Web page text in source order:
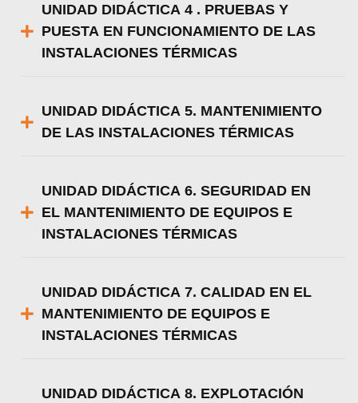
UNIDAD DIDÁCTICA 4 . PRUEBAS Y
PUESTA EN FUNCIONAMIENTO DE LAS
INSTALACIONES TÉRMICAS
UNIDAD DIDÁCTICA 5. MANTENIMIENTO
DE LAS INSTALACIONES TÉRMICAS
UNIDAD DIDÁCTICA 6. SEGURIDAD EN
EL MANTENIMIENTO DE EQUIPOS E
INSTALACIONES TÉRMICAS
UNIDAD DIDÁCTICA 7. CALIDAD EN EL
MANTENIMIENTO DE EQUIPOS E
INSTALACIONES TÉRMICAS
UNIDAD DIDÁCTICA 8. EXPLOTACIÓN